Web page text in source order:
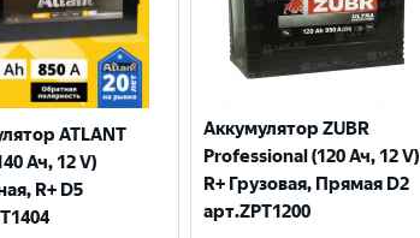
ATLANT
Ач, 12 V)
R+ D5
Аккумулятор ZUBR
Professional (120 Ач, 12 V)
R+ Грузовая, Прямая D2
арт.ZPT1200